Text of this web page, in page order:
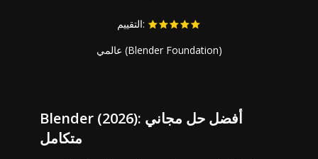
التقييم:
عالمي (Blender Foundation)
Blender (2026): أفضل حل مجاني
متكامل